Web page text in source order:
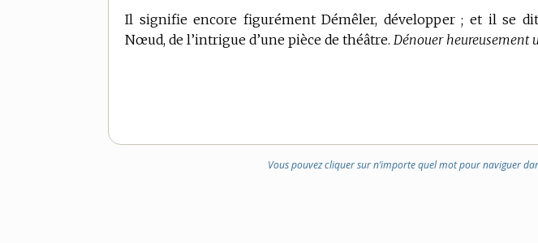
Il signifie encore figurément Démêler, développer ; et il se
Nœud, de l’intrigue d’une pièce de théâtre. Dénouer heureusement
Vous pouvez cliquer sur n’importe quel mot pour naviguer